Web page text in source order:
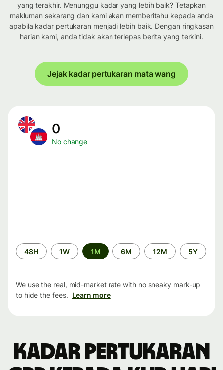
yang terakhir. Menunggu kadar yang lebih baik? Tetapkan
makluman sekarang dan kami akan memberitahu kepada anda
apabila kadar pertukaran menjadi lebih baik. Dengan ringkasan
harian kami, anda tidak akan terlepas berita yang terkini.
Jejak kadar pertukaran mata wang
0
No change
Time
period
48H 1W 1M 6M 12M 5Y
We use the real, mid-market rate with no sneaky mark-up
to hide the fees. Learn more
Kadar pertukaran